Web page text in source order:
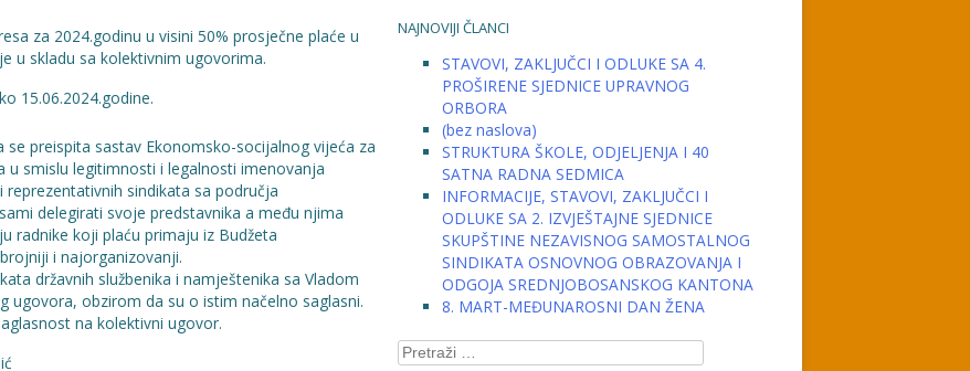
za 2024.godinu u visini 50% prosječne plaće u
u skladu sa kolektivnim ugovorima.
15.06.2024.godine.
se preispita sastav Ekonomsko-socijalnog vijeća za
smislu legitimnosti i legalnosti imenovanja
reprezentativnih sindikata sa područja
delegirati svoje predstavnika a među njima
radnike koji plaću primaju iz Budžeta
i najorganizovanji.
državnih službenika i namještenika sa Vladom
ugovora, obzirom da su o istim načelno saglasni.
na kolektivni ugovor.
NAJNOVIJI ČLANCI
STAVOVI, ZAKLJUČCI I ODLUKE SA 4.
PROŠIRENE SJEDNICE UPRAVNOG
ORBORA
(bez naslova)
STRUKTURA ŠKOLE, ODJELJENJA I 40
SATNA RADNA SEDMICA
INFORMACIJE, STAVOVI, ZAKLJUČCI I
ODLUKE SA 2. IZVJEŠTAJNE SJEDNICE
SKUPŠTINE NEZAVISNOG SAMOSTALNOG
SINDIKATA OSNOVNOG OBRAZOVANJA I
ODGOJA SREDNJOBOSANSKOG KANTONA
8. MART-MEĐUNAROSNI DAN ŽENA
Pretraga: